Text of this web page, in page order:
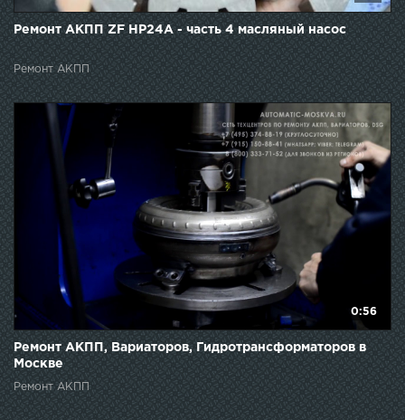
Ремонт АКПП ZF HP24A - часть 4 масляный насос
Ремонт АКПП
0:56
Ремонт АКПП, Вариаторов, Гидротрансформаторов в
Москве
Ремонт АКПП